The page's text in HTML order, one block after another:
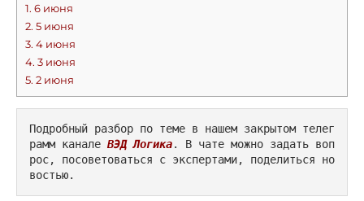
1. 6 июня
2. 5 июня
3. 4 июня
4. 3 июня
5. 2 июня
Подробный разбор по теме в нашем закрытом телег
рамм канале ВЭД Логика. В чате можно задать воп
рос, посоветоваться с экспертами, поделиться но
востью.